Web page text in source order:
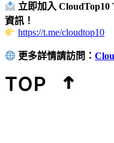
立即加入 CloudTop10
資訊！
https://t.me/cloudtop10
更多詳情請訪問：